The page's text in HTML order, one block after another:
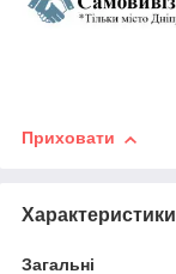
Приховати
Характеристики
Загальні